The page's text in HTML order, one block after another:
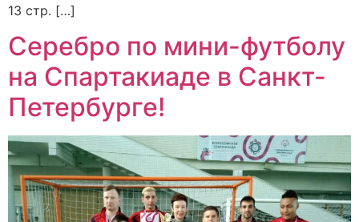
13 стр. […]
Серебро по мини-футболу
на Спартакиаде в Санкт-
Петербурге!